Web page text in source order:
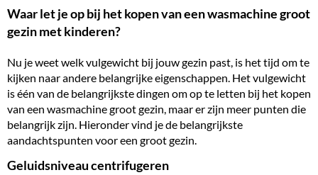
Waar let je op bij het kopen van een wasmachine groot
gezin met kinderen?
Nu je weet welk vulgewicht bij jouw gezin past, is het tijd om te
kijken naar andere belangrijke eigenschappen. Het vulgewicht
is één van de belangrijkste dingen om op te letten bij het kopen
van een wasmachine groot gezin, maar er zijn meer punten die
belangrijk zijn. Hieronder vind je de belangrijkste
aandachtspunten voor een groot gezin.
Geluidsniveau centrifugeren